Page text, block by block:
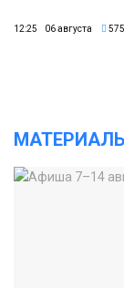
12:25 06 августа 575